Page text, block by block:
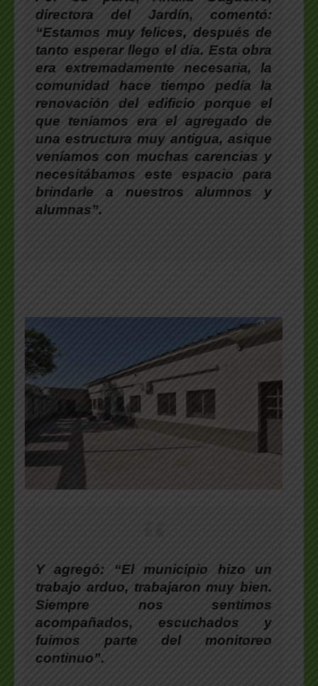
directora del Jardín, comentó:
“Estamos muy felices, después de
tanto esperar llego el día. Esta obra
era extremadamente necesaria, la
comunidad hace tiempo pedía la
renovación del edificio porque el
que teníamos era el agregado de
una estructura muy antigua, asique
veníamos con muchas carencias y
necesitábamos este espacio para
brindarle a nuestros alumnos y
alumnas”.
Y agregó: “El municipio hizo un
trabajo arduo, trabajaron muy bien.
Siempre nos sentimos
acompañados, escuchados y
fuimos parte del monitoreo
continuo”.